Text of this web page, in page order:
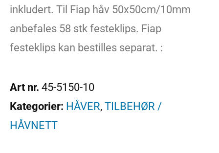
inkludert. Til Fiap håv 50x50cm/10mm
anbefales 58 stk festeklips. Fiap
festeklips kan bestilles separat. :
Art nr. 45-5150-10
Kategorier: HÅVER, TILBEHØR /
HÅVNETT